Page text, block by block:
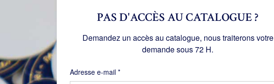
PAS D'ACCÈS AU CATALOGUE ?
Demandez un accès au catalogue, nous traiterons votre
demande sous 72 H.
Adresse e-mail *Obligatoire